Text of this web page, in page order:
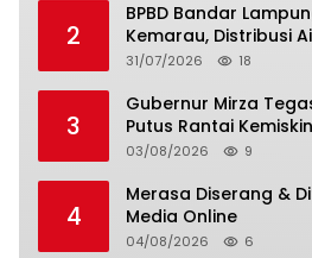
2
BPBD Bandar
Kemarau, Distribusi
31/07/2026 18
3
Gubernur Mirza
Putus Rantai
03/08/2026 9
4
Merasa Diserang &
Media Online
04/08/2026 6